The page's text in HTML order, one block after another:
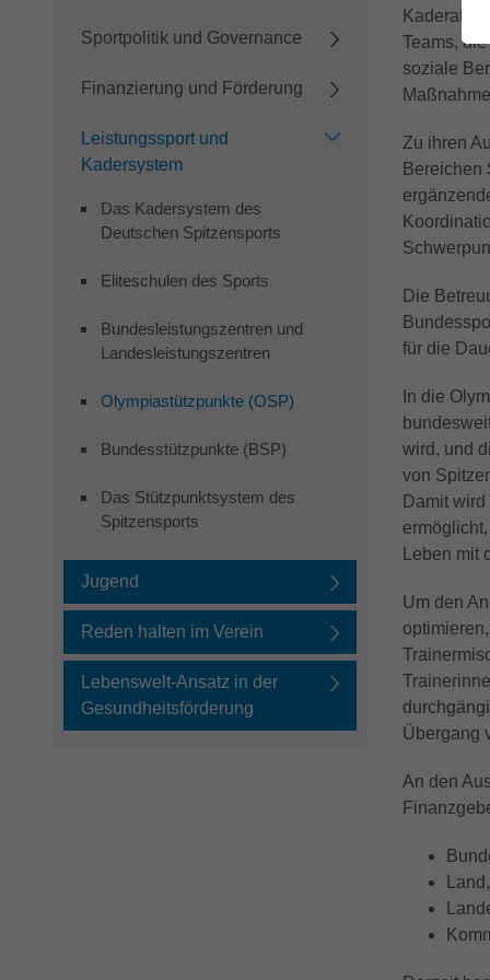
Sportpolitik und Governance
Finanzierung und Förderung
Leistungssport und
Kadersystem
Das Kadersystem des
Deutschen Spitzensports
Eliteschulen des Sports
Bundesleistungszentren und
Landesleistungszentren
Olympiastützpunkte (OSP)
Bundesstützpunkte (BSP)
Das Stützpunktsystem des
Spitzensports
Jugend
Reden halten im Verein
Lebenswelt-Ansatz in der
Gesundheitsförderung
Teams,
soziale
Zu ihren
Bereichen
Die
für die
In die
wird, und
von
Damit
Leben
Um den
Übergang
An den
Land,